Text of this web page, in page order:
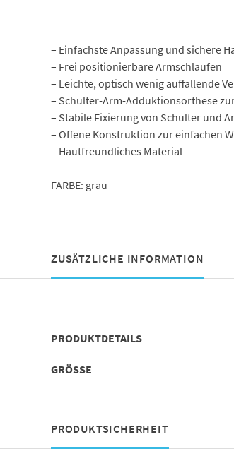
– Einfachste Anpassung und sichere
– Frei positionierbare Armschlaufen
– Leichte, optisch wenig auffallende
– Schulter-Arm-Adduktionsorthese
– Stabile Fixierung von Schulter und
– Offene Konstruktion zur einfachen
– Hautfreundliches Material
FARBE: grau
ZUSÄTZLICHE INFORMATION
PRODUKTDETAILS
GRÖSSE
PRODUKTSICHERHEIT